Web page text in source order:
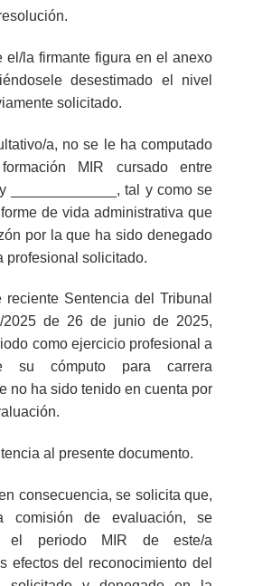
el/la firmante figura en el anexo
desestimado el nivel
solicitado.
a, no se le ha computado
MIR cursado entre
_____________, tal y como se
de vida administrativa que
por la que ha sido denegado
profesional solicitado.
reciente Sentencia del Tribunal
2025 de 26 de junio de 2025,
como ejercicio profesional a
su cómputo para carrera
no ha sido tenido en cuenta por
al presente documento.
consecuencia, se solicita que,
comisión de evaluación, se
el periodo MIR de este/a
efectos del reconocimiento del